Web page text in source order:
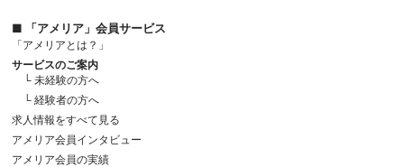
■ 「アメリア」会員サービス
「アメリアとは？」
サービスのご案内
└ 未経験の方へ
└ 経験者の方へ
求人情報をすべて見る
アメリア会員インタビュー
アメリア会員の実績